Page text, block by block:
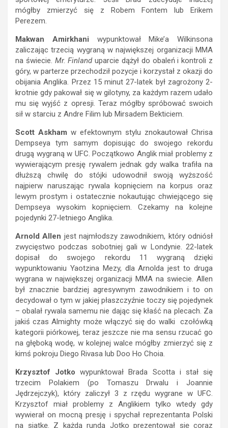
mógłby zmierzyć się z Robem Fontem lub Erikem
Perezem.
Makwan Amirkhani wypunktował Mike’a Wilkinsona
zaliczając trzecią wygraną w największej organizacji MMA
na świecie. Mr. Finlanduparcie dążył do obaleń i kontroli z
góry, w parterze przechodził pozycje i korzystał z okazji do
obijania Anglika. Przez 15 minut 27-latek był zagrożony 2-
krotnie gdy pakował się w gilotyny, za każdym razem udało
mu się wyjść z opresji. Teraz mógłby spróbować swoich
sił w starciu z Andre Filim lub Mirsadem Bekticiem.
Scott Askham w efektownym stylu znokautował Chrisa
Dempseya tym samym dopisując do swojego rekordu
drugą wygraną w UFC. Początkowo Anglik miał problemy z
wywierającym presję rywalem jednak gdy walka trafiła na
dłuższą chwilę do stójki udowodnił swoją wyższość
najpierw naruszając rywala kopnięciem na korpus oraz
lewym prostym i ostatecznie nokautując chwiejącego się
Dempseya wysokim kopnięciem. Czekamy na kolejne
pojedynki 27-letniego Anglika.
Arnold Allen jest najmłodszy zawodnikiem, który odniósł
zwycięstwo podczas sobotniej gali w Londynie. 22-latek
dopisał do swojego rekordu 11 wygraną dzięki
wypunktowaniu Yaotzina Mezy, dla Arnolda jest to druga
wygrana w największej organizacji MMA na swiecie. Allen
był znacznie bardziej agresywnym zawodnikiem i to on
decydował o tym w jakiej płaszczyźnie toczy się pojedynek
– obalał rywala samemu nie dając się kłaść na plecach. Za
jakiś czas Almighty może włączyć się do walki czołówką
kategorii piórkowej, teraz jeszcze nie ma sensu rzucać go
na głęboką wodę, w kolejnej walce mógłby zmierzyć się z
kimś pokroju Diego Rivasa lub Doo Ho Choia.
Krzysztof Jotko wypunktował Brada Scotta i stał się
trzecim Polakiem (po Tomaszu Drwalu i Joannie
Jędrzejczyk), który zaliczył 3 z rzędu wygrane w UFC.
Krzysztof miał problemy z Anglikiem tylko wtedy gdy
wywierał on mocną presję i spychał reprezentanta Polski
na siatkę. Z każdą rundą Jotko prezentował się coraz